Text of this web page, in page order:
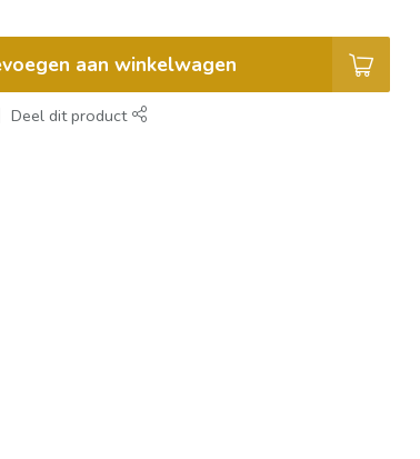
aan winkelwagen
Deel dit product